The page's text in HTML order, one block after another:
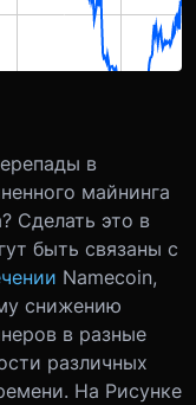
в
майнинга
Сделать это в
быть связаны с
Namecoin,
снижению
в разные
различных
На Рисунке